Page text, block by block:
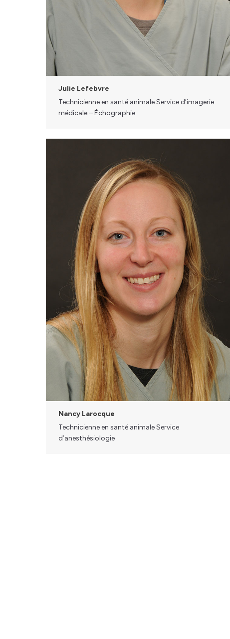
Julie Lefebvre
Technicienne en santé animale Service d’imagerie
médicale – Échographie
Nancy Larocque
Technicienne en santé animale Service
d’anesthésiologie